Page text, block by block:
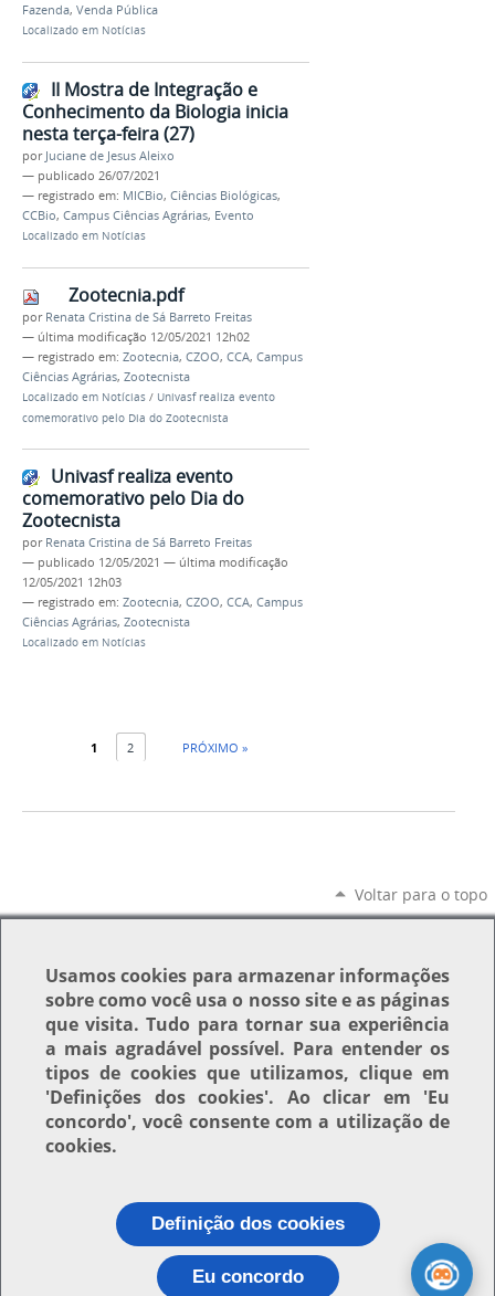
Fazenda, Venda Pública
Localizado em Notícias
II Mostra de Integração e
Conhecimento da Biologia inicia
nesta terça-feira (27)
por Juciane de Jesus Aleixo
— publicado 26/07/2021
— registrado em: MICBio, Ciências Biológicas,
CCBio, Campus Ciências Agrárias, Evento
Localizado em Notícias
Zootecnia.pdf
por Renata Cristina de Sá Barreto Freitas
— última modificação 12/05/2021 12h02
— registrado em: Zootecnia, CZOO, CCA, Campus
Ciências Agrárias, Zootecnista
Localizado em Notícias / Univasf realiza evento
comemorativo pelo Dia do Zootecnista
Univasf realiza evento
comemorativo pelo Dia do
Zootecnista
por Renata Cristina de Sá Barreto Freitas
— publicado 12/05/2021 — última modificação
12/05/2021 12h03
— registrado em: Zootecnia, CZOO, CCA, Campus
Ciências Agrárias, Zootecnista
Localizado em Notícias
1 2 PRÓXIMO »
Voltar para o topo
Usamoscookies para armazenar informações
sobre como você usa o nosso site e as páginas
que visita. Tudo para tornar sua experiência
a mais agradável possível. Para entender os
tipos de cookies que utilizamos, clique em
'Definições dos cookies'. Ao clicar em 'Eu
concordo', você consente com a utilização de
cookies.